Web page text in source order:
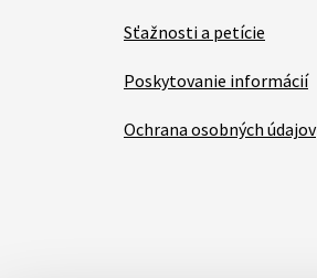
Sťažnosti a petície
Poskytovanie informácií
Ochrana osobných údajov